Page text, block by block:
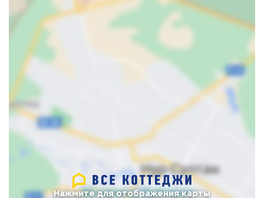
Нажмите для отображения карты